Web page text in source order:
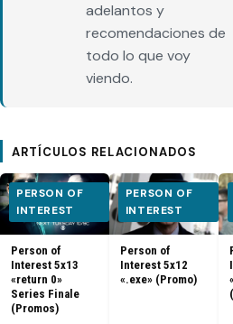
adelantos y
recomendaciones de
todo lo que voy
viendo.
ARTÍCULOS RELACIONADOS
PERSON OF
INTEREST
Person of
Interest 5x13
«return 0»
Series Finale
(Promos)
PERSON OF
INTEREST
Person of
Interest 5x12
«.exe» (Promo)